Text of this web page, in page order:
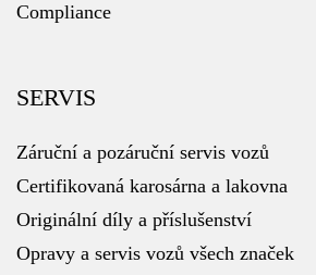
Compliance
SERVIS
Záruční a pozáruční servis vozů
Certifikovaná karosárna a lakovna
Originální díly a příslušenství
Opravy a servis vozů všech značek